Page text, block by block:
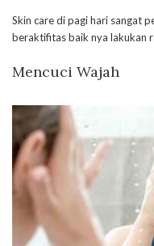
Skin care di pagi hari sangat
beraktifitas baik nya lakukan
Mencuci Wajah